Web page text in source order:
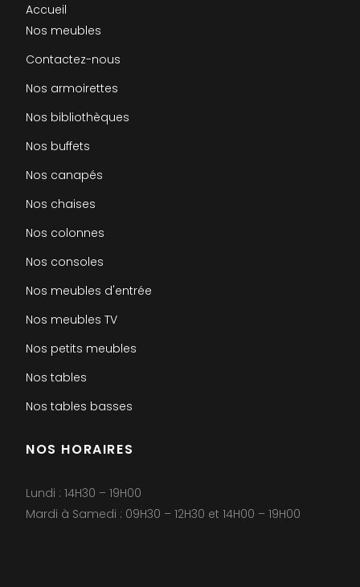
Accueil
Nos meubles
Contactez-nous
Nos armoirettes
Nos bibliothèques
Nos buffets
Nos canapés
Nos chaises
Nos colonnes
Nos consoles
Nos meubles d'entrée
Nos meubles TV
Nos petits meubles
Nos tables
Nos tables basses
NOS HORAIRES
Lundi : 14H30 – 19H00
Mardi à Samedi : 09H30 – 12H30 et 14H00 – 19H00